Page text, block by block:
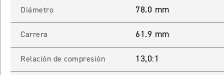
Diámetro 78.0 mm
Carrera 61.9 mm
Relación de compresión 13,0:1